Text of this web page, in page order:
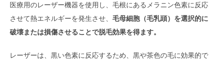
医療用のレーザー機器を使用し、毛根にあるメラニン色素に反応
させて熱エネルギーを発生させ、 毛母細胞（毛乳頭）を選択的に
破壊または損傷させることで脱毛効果を得ます。
レーザーは、黒い色素に反応するため、黒や茶色の毛に効果的で